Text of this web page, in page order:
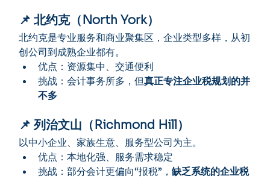
📌 北约克（North York）
北约克是专业服务和商业聚集区，企业类型多样，从初
创公司到成熟企业都有。
优点：资源集中、交通便利
挑战：会计事务所多，但真正专注企业税规划的并
不多
📌 列治文山（Richmond Hill）
以中小企业、家族生意、服务型公司为主。
优点：本地化强、服务需求稳定
挑战：部分会计更偏向“报税”，缺乏系统的企业税